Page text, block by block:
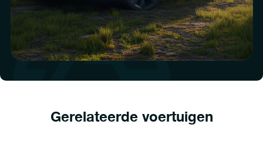
Gerelateerde voertuigen